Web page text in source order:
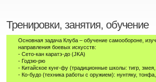
Тренировки, занятия, обучение
Основная задача Клуба – обучение самообороне,
направления боевых искусств:
- Сето-кан каратэ-до (JKA)
- Годзю-рю
- Китайское кунг-фу (традиционные школы: тигр,
- Ко-будо (техника работы с оружием): нунтяку,